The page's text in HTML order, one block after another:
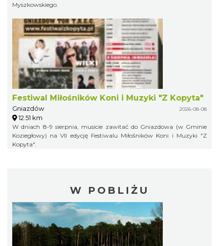
Myszkowskiego.
Festiwal Miłośników Koni i Muzyki "Z Kopyta"
Gniazdów 2026-08-08
12.51 km
W dniach 8-9 sierpnia, musicie zawitać do Gniazdowa (w Gminie
Koziegłowy) na VII edycję Festiwalu Miłośników Koni i Muzyki "Z
Kopyta".
W POBLIŻU